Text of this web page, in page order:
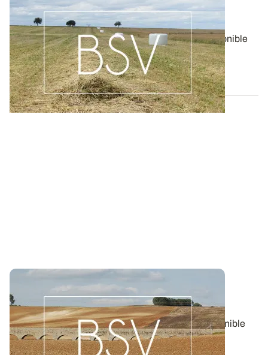
Bulletin de santé du Végétal - Lorraine :
Pommes de terre
Aujourd'hui, le BSV Pommes de terre n°17 est disponible
pour la région LORRAINE.
06 AOÛT 2026
Bulletin de santé du Végétal - Bourgogne-
Franche-Comté : Grandes Cultures
Aujourd'hui, le BSV Grandes Cultures n°8 est disponible
pour la région BOURGOGNE-FRANCHE...